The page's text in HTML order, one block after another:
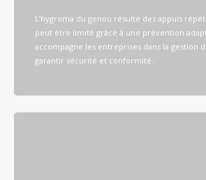
L’hygroma du genou résulte des appuis
peut être limité grâce à une prévention
accompagne les entreprises dans la gestion
garantir sécurité et conformité.